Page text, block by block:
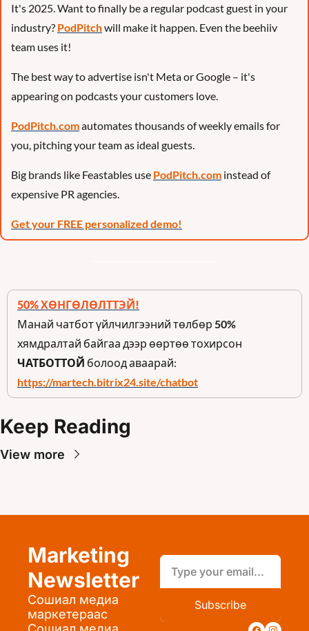
It's 2025. Want to finally be a regular podcast guest in your
industry? PodPitch will make it happen. Even the beehiiv
team uses it!
The best way to advertise isn't Meta or Google – it's
appearing on podcasts your customers love.
PodPitch.com automates thousands of weekly emails for
you, pitching your team as ideal guests.
Big brands like Feastables use PodPitch.com instead of
expensive PR agencies.
Get your FREE personalized demo!
50% ХӨНГӨЛӨЛТТЭЙ!
Манай чатбот үйлчилгээний төлбөр 50%
ЧАТБОТТОЙ
https://martech.bitrix24.site/chatbot
Keep Reading
View more
Marketing
Newsletter
Сошиал медиа
маркетераас
Subscribe